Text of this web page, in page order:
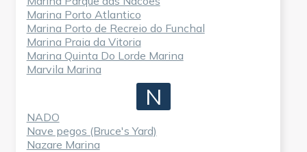
Marina Porto Atlantico
Marina Porto de Recreio do Funchal
Marina Praia da Vitoria
Marina Quinta Do Lorde Marina
Marvila Marina
N
NADO
Nave pegos (Bruce's Yard)
Nazare Marina